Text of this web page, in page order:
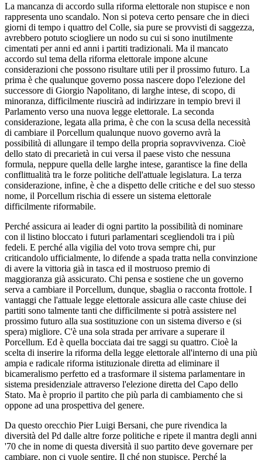
La mancanza di accordo sulla riforma elettorale non stupisce e non
rappresenta uno scandalo. Non si poteva certo pensare che in dieci
giorni di tempo i quattro del Colle, sia pure se provvisti di saggezza,
avrebbero potuto sciogliere un nodo su cui si sono inutilmente
cimentati per anni ed anni i partiti tradizionali. Ma il mancato
accordo sul tema della riforma elettorale impone alcune
considerazioni che possono risultare utili per il prossimo futuro. La
prima è che qualunque governo possa nascere dopo l'elezione del
successore di Giorgio Napolitano, di larghe intese, di scopo, di
minoranza, difficilmente riuscirà ad indirizzare in tempio brevi il
Parlamento verso una nuova legge elettorale. La seconda
considerazione, legata alla prima, è che con la scusa della necessità
di cambiare il Porcellum qualunque nuovo governo avrà la
possibilità di allungare il tempo della propria sopravvivenza. Cioè
dello stato di precarietà in cui versa il paese visto che nessuna
formula, neppure quella delle larghe intese, garantisce la fine della
conflittualità tra le forze politiche dell'attuale legislatura. La terza
considerazione, infine, è che a dispetto delle critiche e del suo stesso
nome, il Porcellum rischia di essere un sistema elettorale
difficilmente riformabile.
Perché assicura ai leader di ogni partito la possibilità di nominare
con il listino bloccato i futuri parlamentari scegliendoli tra i più
fedeli. E perché alla vigilia del voto trova sempre chi, pur
criticandolo ufficialmente, lo difende a spada tratta nella convinzione
di avere la vittoria già in tasca ed il mostruoso premio di
maggioranza già assicurato. Chi pensa e sostiene che un governo
serva a cambiare il Porcellum, dunque, sbaglia o racconta frottole. I
vantaggi che l'attuale legge elettorale assicura alle caste chiuse dei
partiti sono talmente tanti che difficilmente si potrà assistere nel
prossimo futuro alla sua sostituzione con un sistema diverso e (si
spera) migliore. C'è una sola strada per arrivare a superare il
Porcellum. Ed è quella bocciata dai tre saggi su quattro. Cioè la
scelta di inserire la riforma della legge elettorale all'interno di una più
ampia e radicale riforma istituzionale diretta ad eliminare il
bicameralismo perfetto ed a trasformare il sistema parlamentare in
sistema presidenziale attraverso l'elezione diretta del Capo dello
Stato. Ma è proprio il partito che più parla di cambiamento che si
oppone ad una prospettiva del genere.
Da questo orecchio Pier Luigi Bersani, che pure rivendica la
diversità del Pd dalle altre forze politiche e ripete il mantra degli anni
'70 che in nome di questa diversità il suo partito deve governare per
cambiare, non ci vuole sentire. Il ché non stupisce. Perché la